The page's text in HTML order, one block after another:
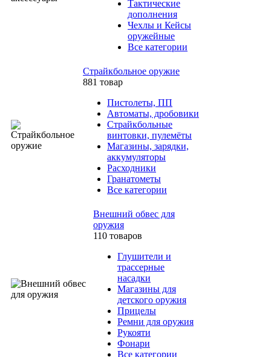
Тактические
дополнения
Чехлы и Кейсы
оружейные
Все категории
Страйкбольное оружие
881 товар
Пистолеты, ПП
Автоматы, дробовики
Страйкбольные
винтовки, пулемёты
Магазины, зарядки,
аккумуляторы
Расходники
Гранатометы
Все категории
Внешний обвес для
оружия
110 товаров
Глушители и
трассерные
насадки
Магазины для
детского оружия
Прицелы
Ремни для оружия
Рукояти
Фонари
Все категории